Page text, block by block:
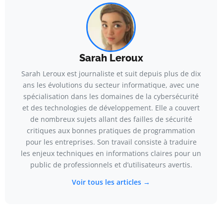
Sarah Leroux
Sarah Leroux est journaliste et suit depuis plus de dix
ans les évolutions du secteur informatique, avec une
spécialisation dans les domaines de la cybersécurité
et des technologies de développement. Elle a couvert
de nombreux sujets allant des failles de sécurité
critiques aux bonnes pratiques de programmation
pour les entreprises. Son travail consiste à traduire
les enjeux techniques en informations claires pour un
public de professionnels et d’utilisateurs avertis.
Voir tous les articles →